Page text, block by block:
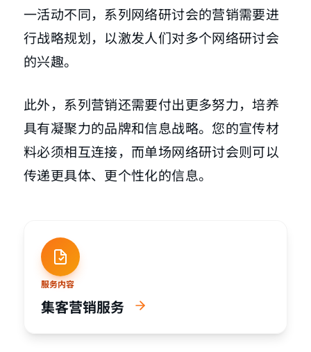
一活动不同，系列网络研讨会的营销需要进
行战略规划，以激发人们对多个网络研讨会
的兴趣。
此外，系列营销还需要付出更多努力，培养
具有凝聚力的品牌和信息战略。您的宣传材
料必须相互连接，而单场网络研讨会则可以
传递更具体、更个性化的信息。
服务内容
集客营销服务